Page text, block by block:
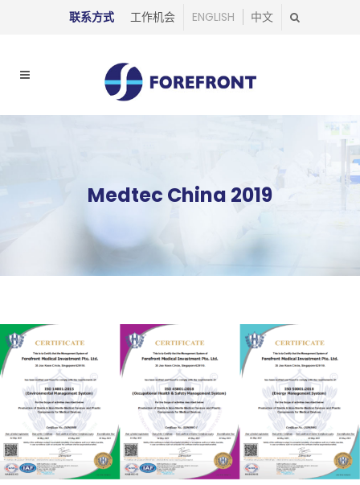
联系方式 工作机会 ENGLISH 中文
Medtec China 2019